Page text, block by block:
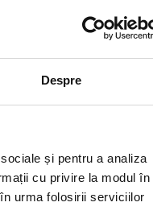
Despre
și pentru a analiza
cu privire la modul în
urma folosirii serviciilor